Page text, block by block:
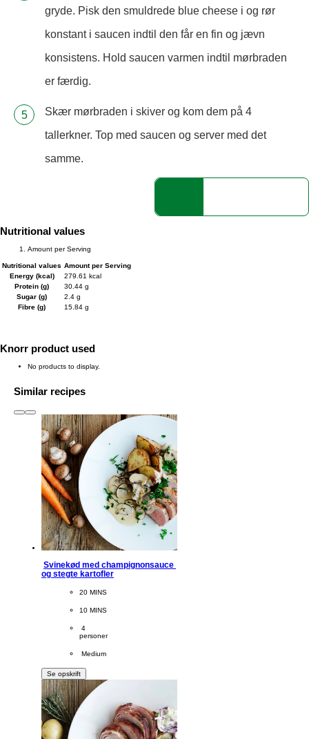
gryde. Pisk den smuldrede blue cheese i og rør
konstant i saucen indtil den får en fin og jævn
konsistens. Hold saucen varmen indtil mørbraden
er færdig.
Skær mørbraden i skiver og kom dem på 4
tallerkner. Top med saucen og server med det
samme.
Nutritional values
Amount per Serving
Nutritional values Amount per Serving
Energy (kcal)
279.61 kcal
Protein (g)
30.44 g
Sugar (g)
2.4 g
Fibre (g)
15.84 g
Knorr product used
No products to display.
Similar recipes
1 to 3of 6
Svinekød med champignonsauce
og stegte kartofler
CookingTime
20 MINS
PreparationTime
10 MINS
Servings
4
personer
Difficulty
Medium
Se opskrift